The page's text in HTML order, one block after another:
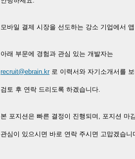
모바일 결제 시장을 선도하는 강소 기업에서
아래 부문에 경험과 관심 있는 개발자는
recruit@ebrain.kr로 이력서와 자기소개서를
검토 후 연락 드리도록 하겠습니다.
본 포지션은 빠른 결정이 진행되며, 포지션 마
관심이 있으시면 바로 연락 주시면 고맙겠습니